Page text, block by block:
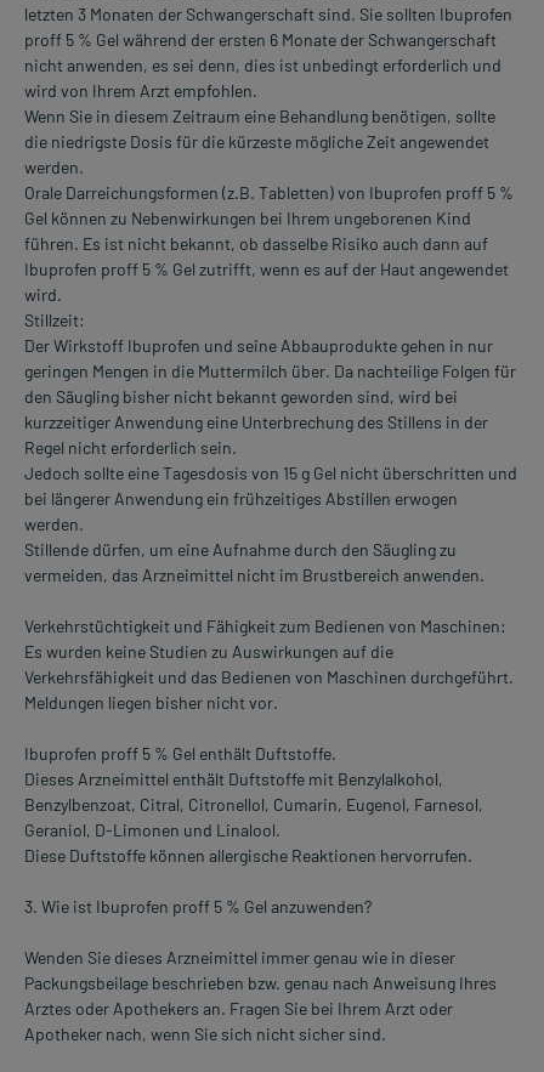
letzten 3 Monaten der Schwangerschaft sind. Sie sollten Ibuprofen
proff 5 % Gel während der ersten 6 Monate der Schwangerschaft
nicht anwenden, es sei denn, dies ist unbedingt erforderlich und
wird von Ihrem Arzt empfohlen.
Wenn Sie in diesem Zeitraum eine Behandlung benötigen, sollte
die niedrigste Dosis für die kürzeste mögliche Zeit angewendet
werden.
Orale Darreichungsformen (z.B. Tabletten) von Ibuprofen proff 5 %
Gel können zu Nebenwirkungen bei Ihrem ungeborenen Kind
führen. Es ist nicht bekannt, ob dasselbe Risiko auch dann auf
Ibuprofen proff 5 % Gel zutrifft, wenn es auf der Haut angewendet
wird.
Stillzeit:
Der Wirkstoff Ibuprofen und seine Abbauprodukte gehen in nur
geringen Mengen in die Muttermilch über. Da nachteilige Folgen für
den Säugling bisher nicht bekannt geworden sind, wird bei
kurzzeitiger Anwendung eine Unterbrechung des Stillens in der
Regel nicht erforderlich sein.
Jedoch sollte eine Tagesdosis von 15 g Gel nicht überschritten und
bei längerer Anwendung ein frühzeitiges Abstillen erwogen
werden.
Stillende dürfen, um eine Aufnahme durch den Säugling zu
vermeiden, das Arzneimittel nicht im Brustbereich anwenden.
Verkehrstüchtigkeit und Fähigkeit zum Bedienen von Maschinen:
Es wurden keine Studien zu Auswirkungen auf die
Verkehrsfähigkeit und das Bedienen von Maschinen durchgeführt.
Meldungen liegen bisher nicht vor.
Ibuprofen proff 5 % Gel enthält Duftstoffe.
Dieses Arzneimittel enthält Duftstoffe mit Benzylalkohol,
Benzylbenzoat, Citral, Citronellol, Cumarin, Eugenol, Farnesol,
Geraniol, D-Limonen und Linalool.
Diese Duftstoffe können allergische Reaktionen hervorrufen.
3. Wie ist Ibuprofen proff 5 % Gel anzuwenden?
Wenden Sie dieses Arzneimittel immer genau wie in dieser
Packungsbeilage beschrieben bzw. genau nach Anweisung Ihres
Arztes oder Apothekers an. Fragen Sie bei Ihrem Arzt oder
Apotheker nach, wenn Sie sich nicht sicher sind.